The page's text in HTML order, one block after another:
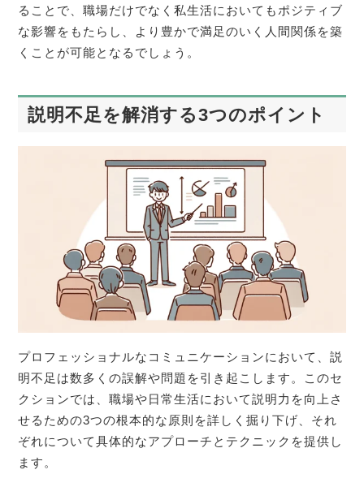
ることで、職場だけでなく私生活においてもポジティブ
な影響をもたらし、より豊かで満足のいく人間関係を築
くことが可能となるでしょう。
説明不足を解消する3つのポイント
プロフェッショナルなコミュニケーションにおいて、説
明不足は数多くの誤解や問題を引き起こします。このセ
クションでは、職場や日常生活において説明力を向上さ
せるための3つの根本的な原則を詳しく掘り下げ、それ
ぞれについて具体的なアプローチとテクニックを提供し
ます。